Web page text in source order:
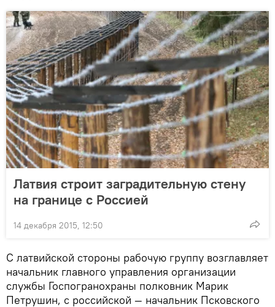
Латвия строит заградительную стену
на границе с Россией
14 декабря 2015, 12:50
С латвийской стороны рабочую группу возглавляет
начальник главного управления организации
службы Госпогранохраны полковник Марик
Петрушин, с российской — начальник Псковского